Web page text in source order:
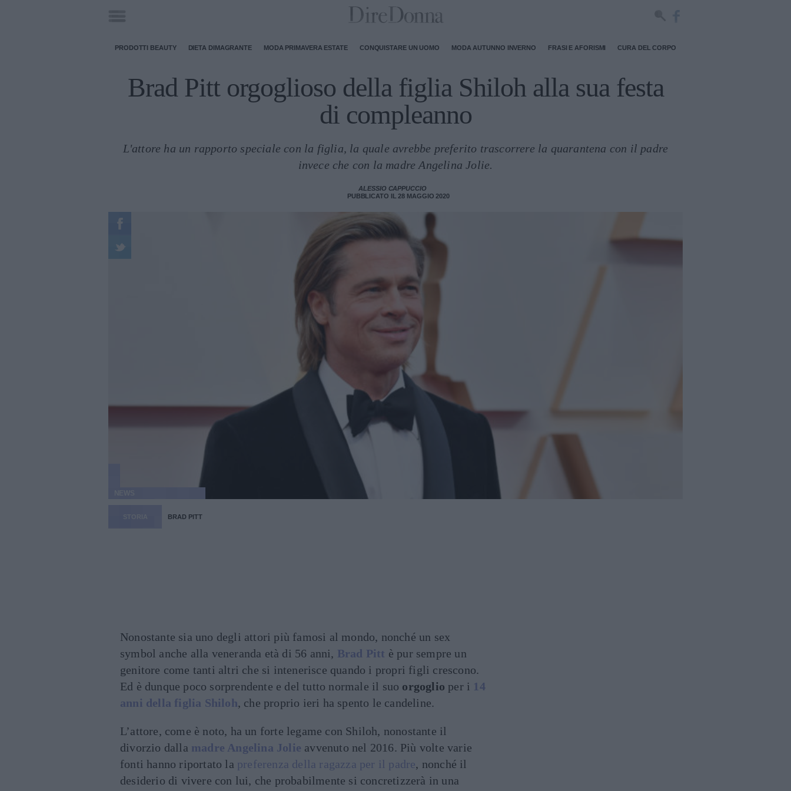
PRODOTTI BEAUTY DIETA DIMAGRANTE MODA PRIMAVERA ESTATE CONQUISTARE UN UOMO MODA AUTUNNO INVERNO FRASI E AFORISMI CURA DEL CORPO
Brad Pitt orgoglioso della figlia Shiloh alla sua festa
di compleanno
L'attore ha un rapporto speciale con la figlia, la quale avrebbe preferito trascorrere la quarantena con il padre
invece che con la madre Angelina Jolie.
ALESSIO CAPPUCCIO
PUBBLICATO IL 28 MAGGIO 2020
BRAD PITT
Nonostante sia uno degli attori più famosi al mondo, nonché un sex
symbol anche alla veneranda età di 56 anni, Brad Pitt è pur sempre un
genitore come tanti altri che si intenerisce quando i propri figli crescono.
Ed è dunque poco sorprendente e del tutto normale il suo orgoglio per i 14
anni della figlia Shiloh, che proprio ieri ha spento le candeline.
L’attore, come è noto, ha un forte legame con Shiloh, nonostante il
divorzio dalla madre Angelina Jolie avvenuto nel 2016. Più volte varie
fonti hanno riportato la preferenza della ragazza per il padre, nonché il
desiderio di vivere con lui, che probabilmente si concretizzerà in una